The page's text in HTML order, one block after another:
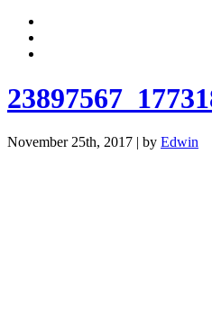
November 25th, 2017 | by Edwin